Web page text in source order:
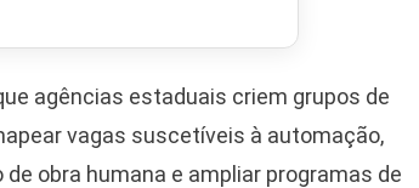
agências estaduais criem grupos de
vagas suscetíveis à automação,
obra humana e ampliar programas de